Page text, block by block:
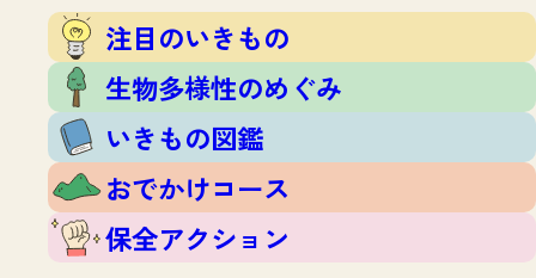
注目のいきもの
生物多様性のめぐみ
いきもの図鑑
おでかけコース
保全アクション
いきもの調査隊
調査レポート
調査レポートTOP
調査結果
ふくおかいきものマップ
マッチング
マッチングTOP
掲載申し込みフォーム
お問合せ
注目のいきもの
生物多様性のめぐみ
いきもの図鑑
おでかけコース
保全アクション